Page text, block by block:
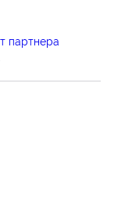
партнера